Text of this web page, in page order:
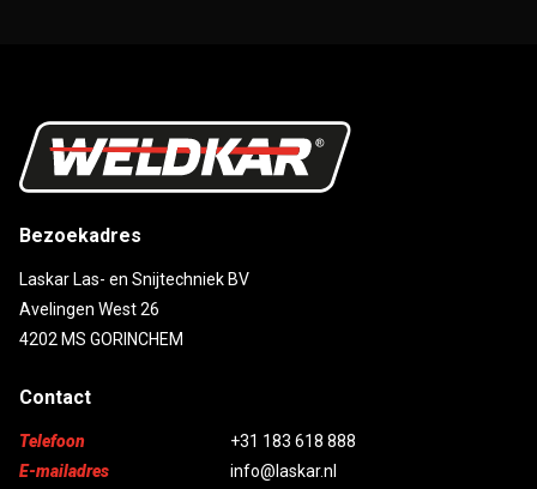
Bezoekadres
Laskar Las- en Snijtechniek BV
Avelingen West 26
4202 MS GORINCHEM
Contact
Telefoon
+31 183 618 888
E-mailadres
info@laskar.nl